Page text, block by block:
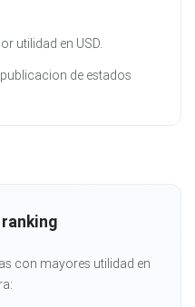
utilidad en USD.
de estados
con mayores utilidad en